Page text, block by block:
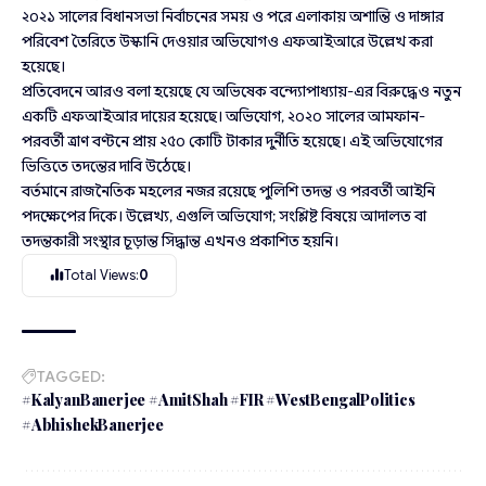
২০২১ সালের বিধানসভা নির্বাচনের সময় ও পরে এলাকায় অশান্তি ও দাঙ্গার
পরিবেশ তৈরিতে উস্কানি দেওয়ার অভিযোগও এফআইআরে উল্লেখ করা
হয়েছে।
প্রতিবেদনে আরও বলা হয়েছে যে অভিষেক বন্দ্যোপাধ্যায়-এর বিরুদ্ধেও নতুন
একটি এফআইআর দায়ের হয়েছে। অভিযোগ, ২০২০ সালের আমফান-
পরবর্তী ত্রাণ বণ্টনে প্রায় ২৫০ কোটি টাকার দুর্নীতি হয়েছে। এই অভিযোগের
ভিত্তিতে তদন্তের দাবি উঠেছে।
বর্তমানে রাজনৈতিক মহলের নজর রয়েছে পুলিশি তদন্ত ও পরবর্তী আইনি
পদক্ষেপের দিকে। উল্লেখ্য, এগুলি অভিযোগ; সংশ্লিষ্ট বিষয়ে আদালত বা
তদন্তকারী সংস্থার চূড়ান্ত সিদ্ধান্ত এখনও প্রকাশিত হয়নি।
Total Views:0
TAGGED:
#KalyanBanerjee #AmitShah #FIR #WestBengalPolitics
#AbhishekBanerjee